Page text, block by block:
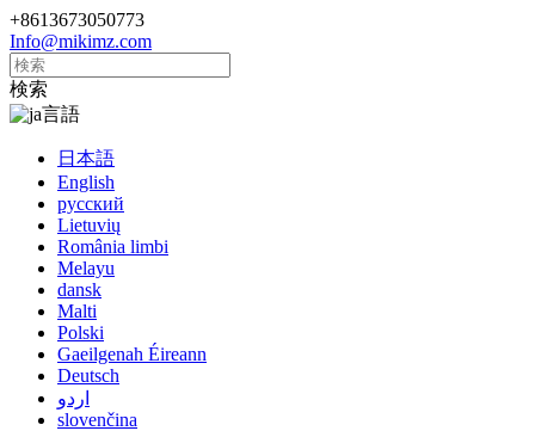
+8613673050773
Info@mikimz.com
検索
言語
日本語
English
русский
Lietuvių
România limbi
Melayu
dansk
Malti
Polski
Gaeilgenah Éireann
Deutsch
اردو
slovenčina